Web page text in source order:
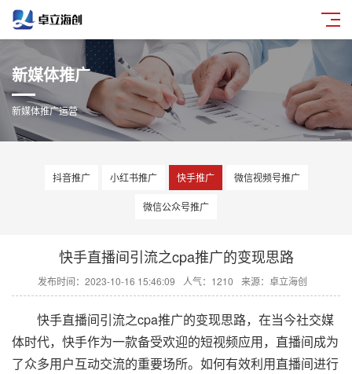
新媒体推广
新媒体推广运营
抖音推广 小红书推广 快手推广 微信视频号推广
微信公众号推广
快手直播间引流之cpa推广的变现思路
发布时间：2023-10-16 15:46:09 人气：1210 来源：卓立海创
快手直播间引流之cpa推广的变现思路，在当今社交媒
体时代，快手作为一款备受欢迎的短视频应用，直播间成为
了众多用户互动交流的重要场所。如何有效利用直播间进行